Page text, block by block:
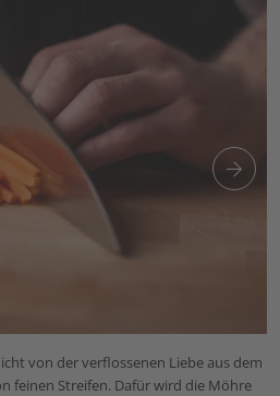
von der verflossenen Liebe aus dem
feinen Streifen. Dafür wird die Möhre